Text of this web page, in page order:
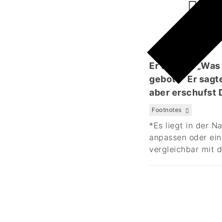
Er sprach:
gebot?“ Er
aber erschufst
Footnotes
*Es liegt in der
anpassen oder
vergleichbar mit